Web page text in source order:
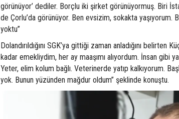
görünüyor’ dediler. Borçlu iki şirket görünüyormuş. Biri
de Çorlu’da görünüyor. Ben evsizim, sokakta yaşıyorum.
yoktu”
Dolandırıldığını SGK’ya gittiği zaman anladığını belirten
kadar emekliydim, her ay maaşımı alıyordum. İnsan gibi
Yeter, elim kolum bağlı. Veterinerde yatıp kalkıyorum.
yok. Bunun yüzünden mağdur oldum” şeklinde konuştu.